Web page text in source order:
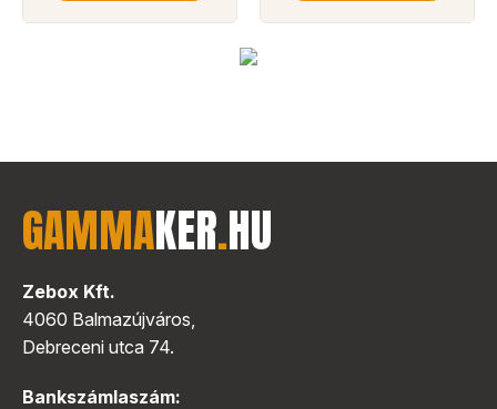
GAMMAKER.HU
Zebox Kft.
4060 Balmazújváros,
Debreceni utca 74.
Bankszámlaszám: